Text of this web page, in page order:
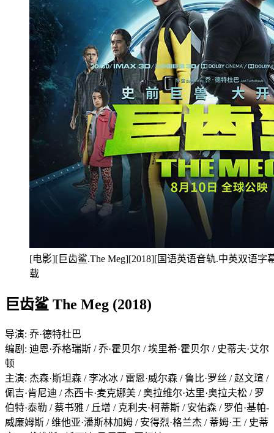
[电影][巨齿鲨.The Meg][2018][国语英语音轨.中英双语字
载
巨齿鲨 The Meg (2018)
导演: 乔·德特杜巴
编剧: 迪恩·乔格瑞斯 / 乔·霍贝尔 / 埃里希·霍贝尔 / 史蒂夫·艾尔
顿
主演: 杰森·斯坦森 / 李冰冰 / 雷恩·威尔森 / 鲁比·罗丝 / 赵文瑄 /
佩吉·肯尼迪 / 杰西卡·麦克娜美 / 奥拉维尔·达里·奥拉夫松 / 罗
伯特·泰勒 / 蔡书雅 / 丘增 / 克利夫·柯蒂斯 / 安佑森 / 罗伯·基帕-
威廉姆斯 / 维他亚·潘斯林加姆 / 安得烈·格兰杰 / 蒂姆·王 / 史蒂